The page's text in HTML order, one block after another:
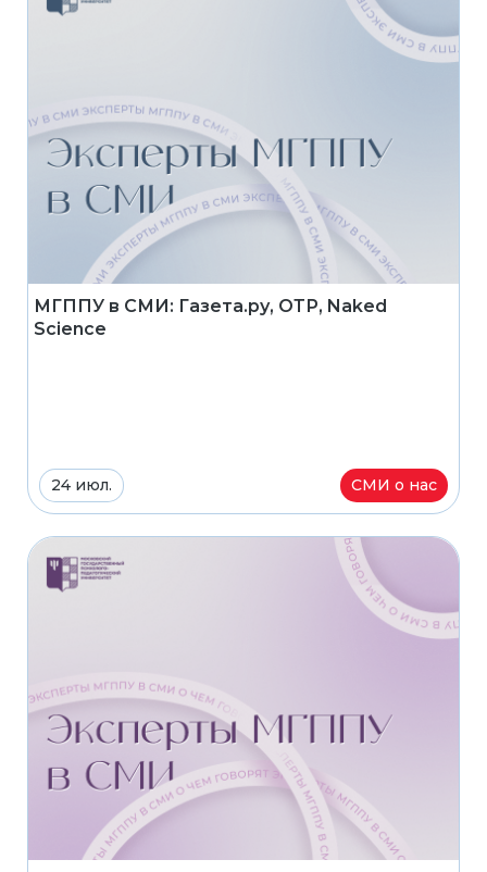
МГППУ в СМИ: Газета.ру, ОТР, Naked
Science
24 июл. СМИ о нас